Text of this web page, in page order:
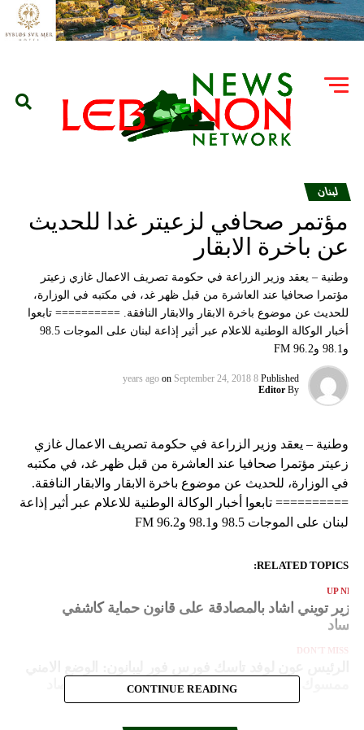
لبنان
مؤتمر صحافي لزعيتر غدا للحديث
عن باخرة الابقار
وطنية – يعقد وزير الزراعة في حكومة تصريف الاعمال غازي زعيتر
مؤتمرا صحافيا عند العاشرة من قبل ظهر غد، في مكتبه في الوزارة،
للحديث عن موضوع باخرة الابقار والابقار النافقة. ========== تابعوا
أخبار الوكالة الوطنية للاعلام عبر أثير إذاعة لبنان على الموجات 98.5
و98.1 و96.2 FM
Published
8 years ago
on September 24, 2018
By
Editor
وطنية – يعقد وزير الزراعة في حكومة تصريف الاعمال غازي
زعيتر مؤتمرا صحافيا عند العاشرة من قبل ظهر غد، في مكتبه
في الوزارة، للحديث عن موضوع باخرة الابقار والابقار النافقة.
========== تابعوا أخبار الوكالة الوطنية للاعلام عبر أثير إذاعة
لبنان على الموجات 98.5 و98.1 و96.2 FM
RELATED TOPICS:
UP
تويني اشاد بالمصادقة على قانون حماية كاشفي
DON'T MISS
ممسوك في لبنان ولعدم الربط بين السياسة والاقتصاد
CONTINUE READING